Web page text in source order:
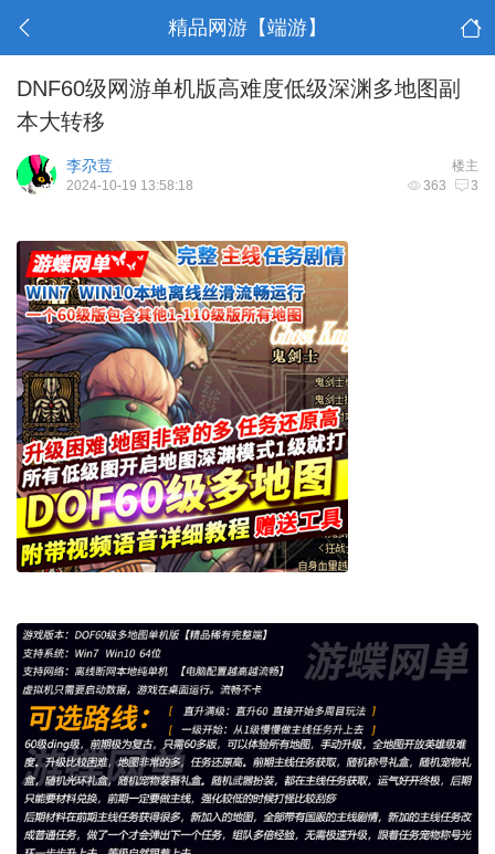
精品网游【端游】
DNF60级网游单机版高难度低级深渊多地图副
本大转移
楼主
李尕荳
363 3
2024-10-19 13:58:18